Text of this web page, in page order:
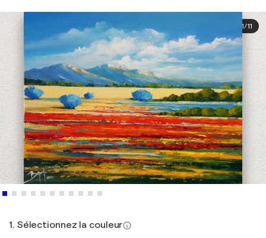
1/11
1. Sélectionnez la couleur